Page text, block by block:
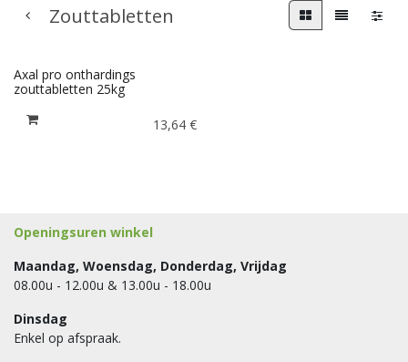
Zouttabletten
Axal pro onthardings
zouttabletten 25kg
13,64€
Openingsuren winkel
Maandag, Woensdag, Donderdag, Vrijdag
08.00u - 12.00u & 13.00u - 18.00u
Dinsdag
Enkel op afspraak.